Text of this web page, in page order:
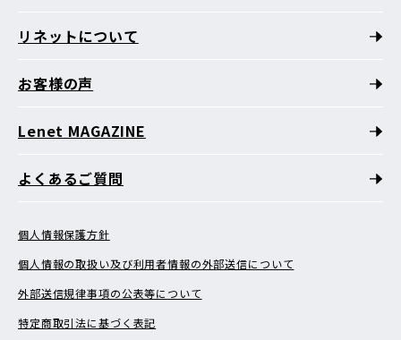
リネットについて
お客様の声
Lenet MAGAZINE
よくあるご質問
個人情報保護方針
個人情報の取扱い及び利用者情報の外部送信について
外部送信規律事項の公表等について
特定商取引法に基づく表記